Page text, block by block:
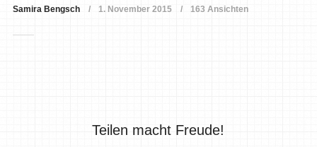
Samira Bengsch 1. November 2015 163 Ansichten
Teilen macht Freude!